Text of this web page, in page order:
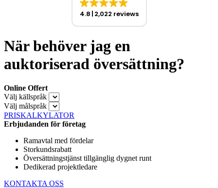
4.8 2,022 reviews
När behöver jag en
auktoriserad översättning?
Online Offert
Välj källspråk
Välj målspråk
PRISKALKYLATOR
Erbjudanden för företag
Ramavtal med fördelar
Storkundsrabatt
Översättningstjänst tillgänglig dygnet runt
Dedikerad projektledare
KONTAKTA OSS